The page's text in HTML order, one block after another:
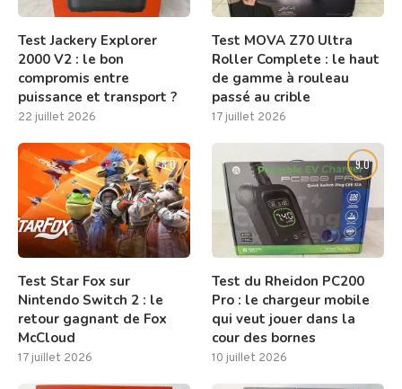
Test Jackery Explorer
2000 V2 : le bon
compromis entre
puissance et transport ?
22 juillet 2026
Test MOVA Z70 Ultra
Roller Complete : le haut
de gamme à rouleau
passé au crible
17 juillet 2026
8.0
Test Star Fox sur
Nintendo Switch 2 : le
retour gagnant de Fox
McCloud
17 juillet 2026
9.0
Test du Rheidon PC200
Pro : le chargeur mobile
qui veut jouer dans la
cour des bornes
10 juillet 2026